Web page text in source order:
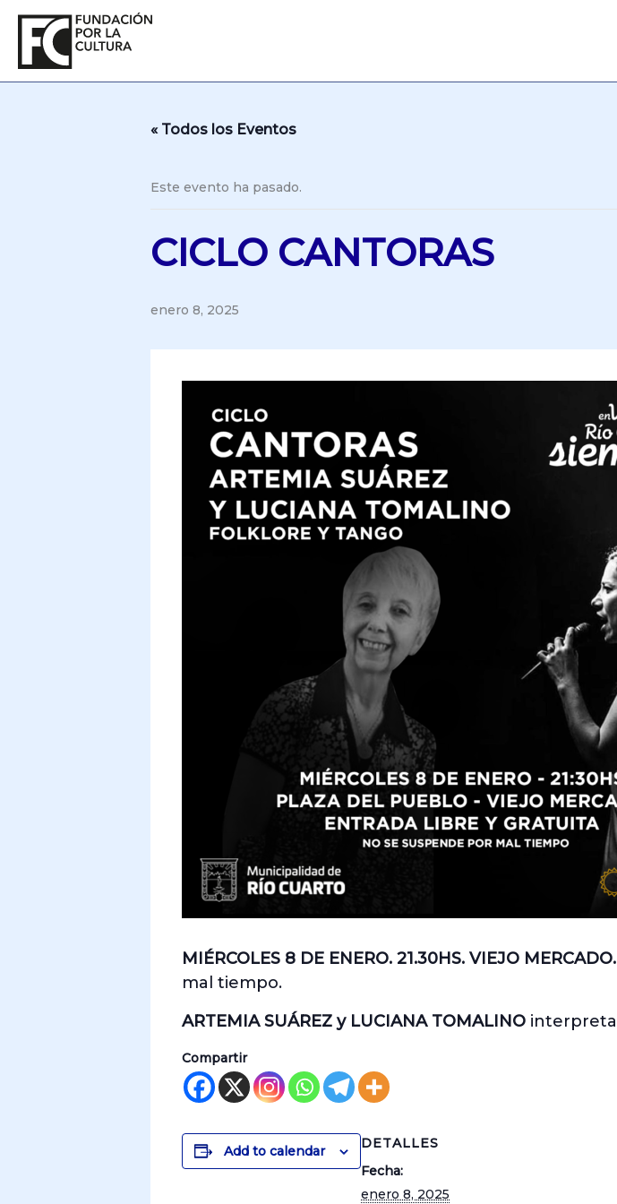
contenido
« Todos los Eventos
Este evento ha pasado.
CICLO CANTORAS
enero 8, 2025
MIÉRCOLES 8 DE ENERO. 21.30HS. VIEJO MERCADO.
mal tiempo.
ARTEMIA SUÁREZ y LUCIANA TOMALINO
Compartir
Add to calendar
DETALLES
Fecha:
enero 8, 2025